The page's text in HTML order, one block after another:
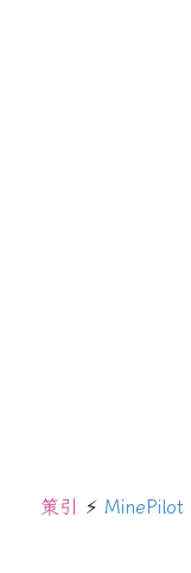
策引 ⚡️ MinePilot